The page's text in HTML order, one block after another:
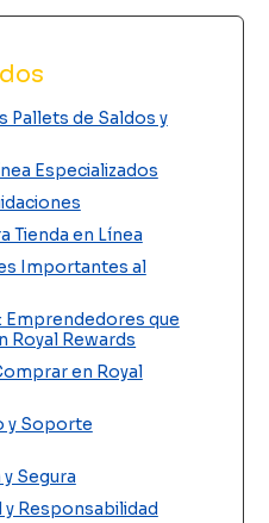
Pallets de Saldos y
Especializados
Tienda en Línea
Importantes al
Emprendedores que
Royal Rewards
en Royal
y Soporte
Segura
Responsabilidad